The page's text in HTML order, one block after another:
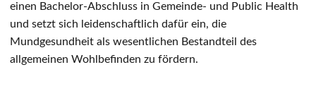
einen Bachelor-Abschluss in Gemeinde- und Public Health
und setzt sich leidenschaftlich dafür ein, die
Mundgesundheit als wesentlichen Bestandteil des
allgemeinen Wohlbefinden zu fördern.